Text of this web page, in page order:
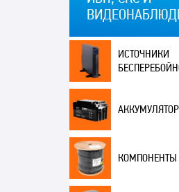
ИСТОЧНИКИ
КОМПОНЕНТЫ